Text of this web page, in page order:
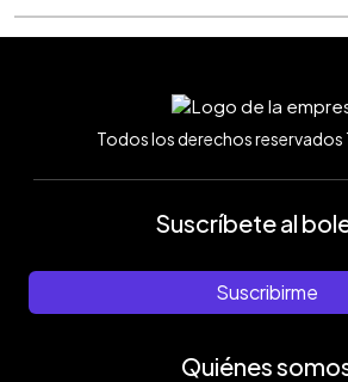
Todos los derechos
Suscríbete al
Suscribirme
Quiénes